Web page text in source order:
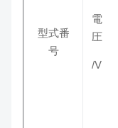
型式番
号
電
圧
/V